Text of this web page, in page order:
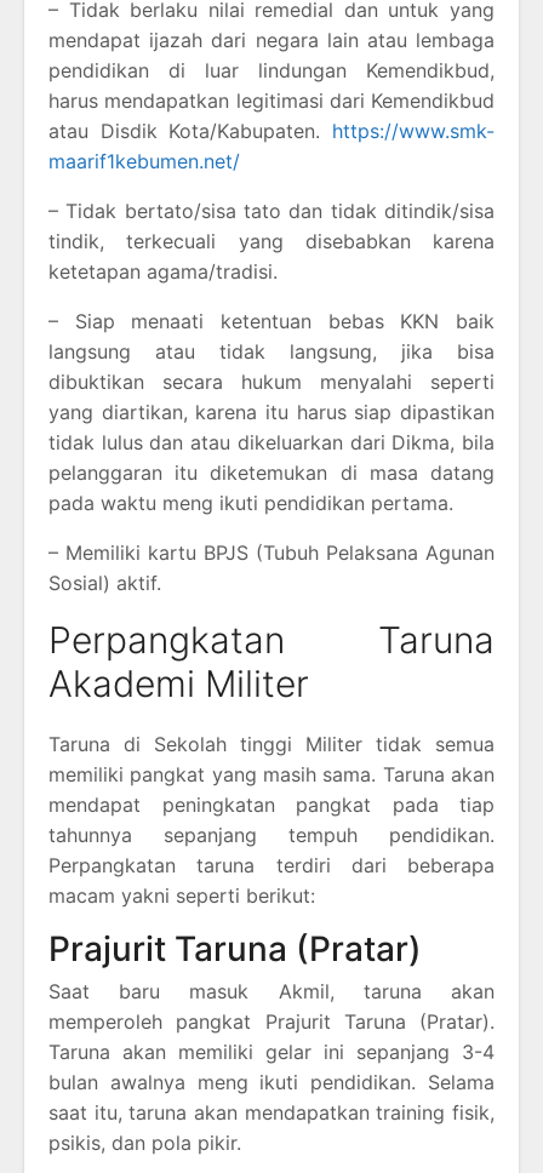
– Tidak berlaku nilai remedial dan untuk yang
mendapat ijazah dari negara lain atau lembaga
pendidikan di luar lindungan Kemendikbud,
harus mendapatkan legitimasi dari Kemendikbud
atau Disdik Kota/Kabupaten. https://www.smk-
maarif1kebumen.net/
– Tidak bertato/sisa tato dan tidak ditindik/sisa
tindik, terkecuali yang disebabkan karena
ketetapan agama/tradisi.
– Siap menaati ketentuan bebas KKN baik
langsung atau tidak langsung, jika bisa
dibuktikan secara hukum menyalahi seperti
yang diartikan, karena itu harus siap dipastikan
tidak lulus dan atau dikeluarkan dari Dikma, bila
pelanggaran itu diketemukan di masa datang
pada waktu meng ikuti pendidikan pertama.
– Memiliki kartu BPJS (Tubuh Pelaksana Agunan
Sosial) aktif.
Perpangkatan Taruna
Akademi Militer
Taruna di Sekolah tinggi Militer tidak semua
memiliki pangkat yang masih sama. Taruna akan
mendapat peningkatan pangkat pada tiap
tahunnya sepanjang tempuh pendidikan.
Perpangkatan taruna terdiri dari beberapa
macam yakni seperti berikut:
Prajurit Taruna (Pratar)
Saat baru masuk Akmil, taruna akan
memperoleh pangkat Prajurit Taruna (Pratar).
Taruna akan memiliki gelar ini sepanjang 3-4
bulan awalnya meng ikuti pendidikan. Selama
saat itu, taruna akan mendapatkan training fisik,
psikis, dan pola pikir.